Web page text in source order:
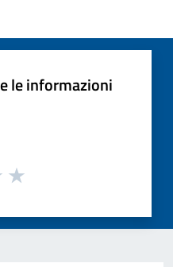
le informazioni